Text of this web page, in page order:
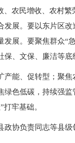
、农民增收、农村
展。要以东片区
展。要聚焦群众“
、文保、廉洁等底
能、促转型；聚
色低碳，持续强
牢基础。
协负责同志等县级